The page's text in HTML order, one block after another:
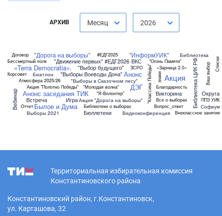
АРХИВ Месяц 2026
#ЕДГ2025
#ЕДГ2026
"Выбор будущего"
"Выборы Воеводы Дона"
"Выборы в Сказочном лесу"
"Движение первых"
"Дорога на выборы" "ИнформУИК"
"Классика Победы"
"Молодая волна"
"Огонь Памяти"
"Я-Волонтер"
«Terra Democratia». «Зарница 2.0»
Акция
Акция "Дорога на выборы"
Акция "Полотно Победы"
Анонс
Анонс заседания ТИК
Атмосфера 2025/26
Бессмертный полк
Биатлон
Библиотека
Библиотека ЦИК РФ
Библиотеки о выборах
Благодарность
Былое и Дума
Бюллетени
ВКС
Ваш выбор
Вебинар
Видеоконференция
Викторина
Внеклассное занятие
Вопрос_ответ
Все о выборах
Встреча
Выборы 2021
ДЭГ
Договор
ЗСРО
Игра
Корсовет
Округа
Отчет
ППЗ УИК
Софиум
Списки
знаки
Территориальная избирательная комиссия
Константиновского района
Константиновский район, г.Константиновск,
ул. Карташова, 32